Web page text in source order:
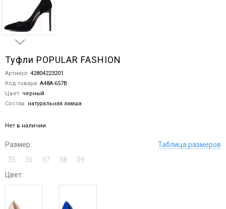
Туфли POPULAR FASHION
Артикул: 42804223201
Код товара: A48A-657B
Цвет: черный
Состав: натуральная замша
Нет в наличии
Размер:
Таблица размеров
35
36 37 38
39
Цвет: